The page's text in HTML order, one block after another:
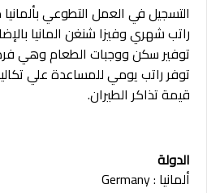
التسجيل في العمل التطوعي بألمانيا
راتب شهري وفيزا شنغن المانيا
توفير سكن ووجبات الطعام وهي
توفر راتب يومي للمساعدة علي
قيمة تذاكر الطيران.
الدولة
ألمانيا : Germany